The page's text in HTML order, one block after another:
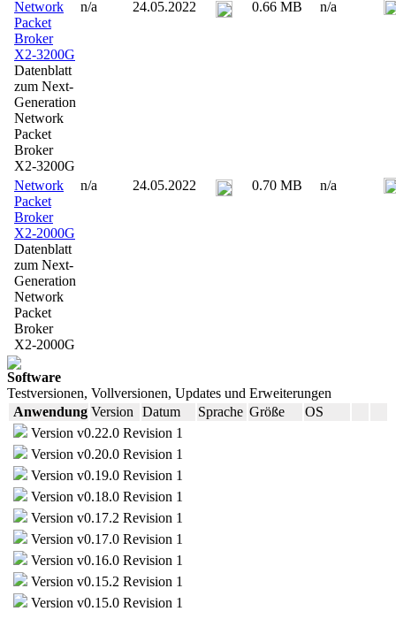
Network
Packet
Broker
X2-3200G
Datenblatt
zum Next-
Generation
Network
Packet
Broker
X2-3200G
n/a 24.05.2022 0.66 MB n/a
Network
Packet
Broker
X2-2000G
Datenblatt
zum Next-
Generation
Network
Packet
Broker
X2-2000G
n/a 24.05.2022 0.70 MB n/a
Software
Testversionen, Vollversionen, Updates und Erweiterungen
Anwendung Version Datum Sprache Größe
OS
Version v0.22.0 Revision 1
Version v0.20.0 Revision 1
Version v0.19.0 Revision 1
Version v0.18.0 Revision 1
Version v0.17.2 Revision 1
Version v0.17.0 Revision 1
Version v0.16.0 Revision 1
Version v0.15.2 Revision 1
Version v0.15.0 Revision 1